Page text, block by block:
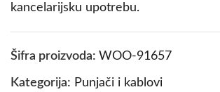
kancelarijsku upotrebu.
Šifra proizvoda: WOO-91657
Kategorija: Punjači i kablovi